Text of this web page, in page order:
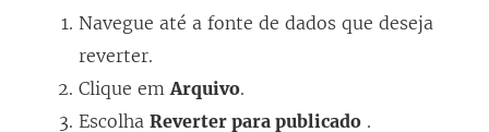
Navegue até a fonte de dados que deseja
reverter.
Clique emArquivo.
Escolha Reverter para publicado .